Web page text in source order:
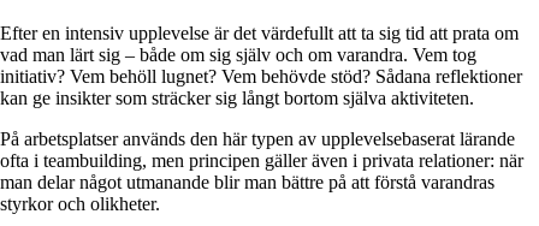
Efter en intensiv upplevelse är det värdefullt att ta sig tid att prata om
vad man lärt sig – både om sig själv och om varandra. Vem tog
initiativ? Vem behöll lugnet? Vem behövde stöd? Sådana reflektioner
kan ge insikter som sträcker sig långt bortom själva aktiviteten.
På arbetsplatser används den här typen av upplevelsebaserat lärande
ofta i teambuilding, men principen gäller även i privata relationer: när
man delar något utmanande blir man bättre på att förstå varandras
styrkor och olikheter.